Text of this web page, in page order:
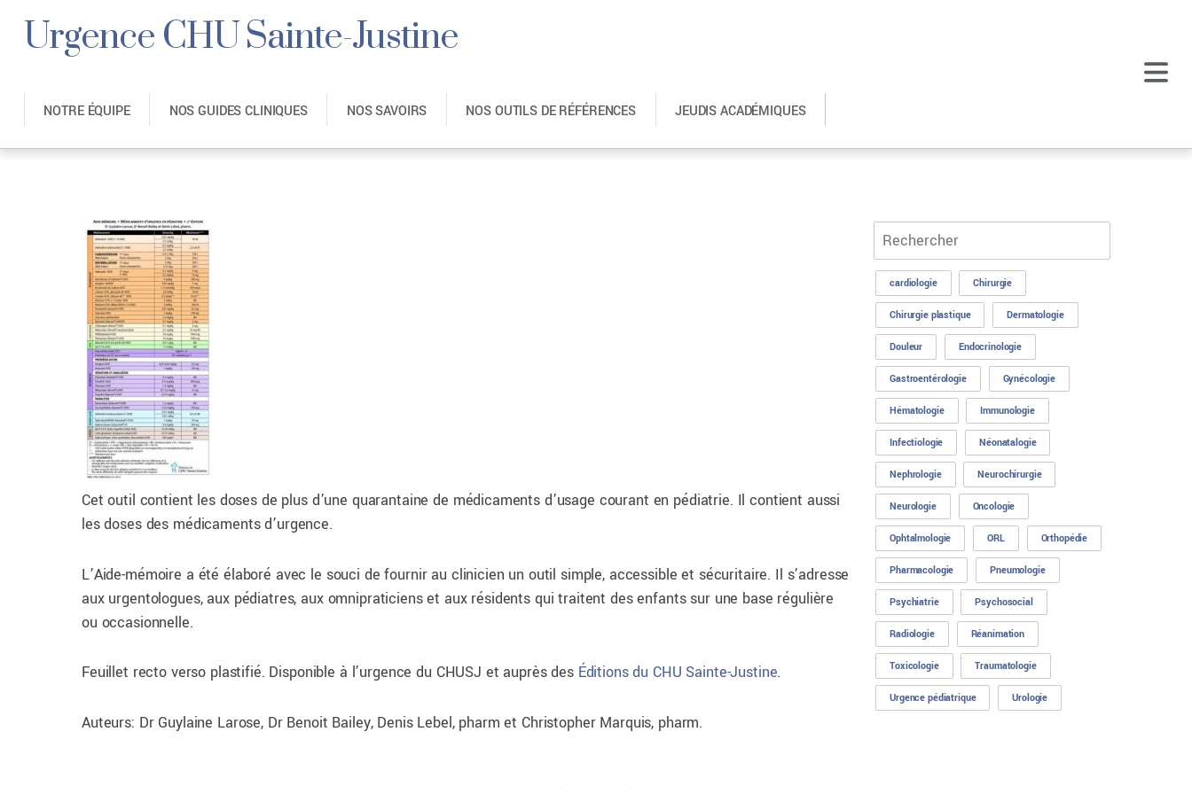
Urgence CHU Sainte-Justine
NOTRE ÉQUIPE NOS GUIDES CLINIQUES NOS SAVOIRS NOS OUTILS DE RÉFÉRENCES JEUDIS ACADÉMIQUES
Cet outil contient les doses de plus d’une quarantaine de médicaments d’usage courant en pédiatrie. Il contient aussi
les doses des médicaments d’urgence.
L’Aide-mémoire a été élaboré avec le souci de fournir au clinicien un outil simple, accessible et sécuritaire. Il s’adresse
aux urgentologues, aux pédiatres, aux omnipraticiens et aux résidents qui traitent des enfants sur une base régulière
ou occasionnelle.
Feuillet recto verso plastifié. Disponible à l’urgence du CHUSJ et auprès des Éditions du CHU Sainte-Justine.
Auteurs: Dr Guylaine Larose, Dr Benoit Bailey, Denis Lebel, pharm et Christopher Marquis, pharm.
cardiologie Chirurgie
Chirurgie plastique Dermatologie
Douleur Endocrinologie
Gastroentérologie Gynécologie
Hématologie Immunologie
Infectiologie Néonatalogie
Nephrologie Neurochirurgie
Neurologie Oncologie
Ophtalmologie ORL Orthopédie
Pharmacologie Pneumologie
Psychiatrie Psychosocial
Radiologie Réanimation
Toxicologie Traumatologie
Urgence pédiatrique Urologie